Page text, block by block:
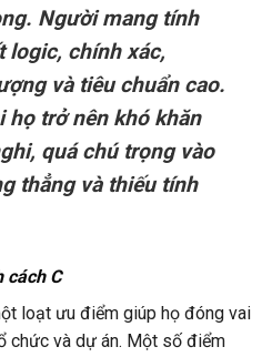
Người mang tính
logic, chính xác,
và tiêu chuẩn cao.
họ trở nên khó khăn
quá chú trọng vào
thẳng và thiếu tính
cách C
loạt ưu điểm giúp họ đóng vai
chức và dự án. Một số điểm